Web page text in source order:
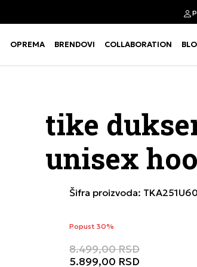
Use shift+Enter to open or close
Use shift+Enter to open or close
OPREMA BRENDOVI COLLABORATION
tike
unisex
Šifra proizvoda:
Popust 30%
8.499,00RSD
5.899,00 RSD